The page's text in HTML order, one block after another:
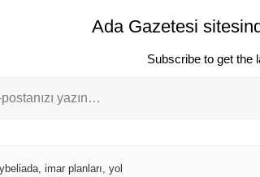
Ada Gazetesi
Subscribe to get the
, imar planları, yol